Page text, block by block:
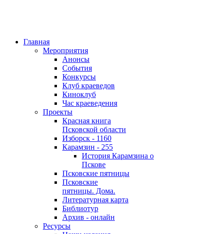
Главная
Мероприятия
Анонсы
События
Конкурсы
Клуб краеведов
Киноклуб
Час краеведения
Проекты
Красная книга
Псковской области
Изборск - 1160
Карамзин - 255
История Карамзина о
Пскове
Псковские пятницы
Псковские
пятницы. Дома.
Литературная карта
Библиотур
Архив - онлайн
Ресурсы